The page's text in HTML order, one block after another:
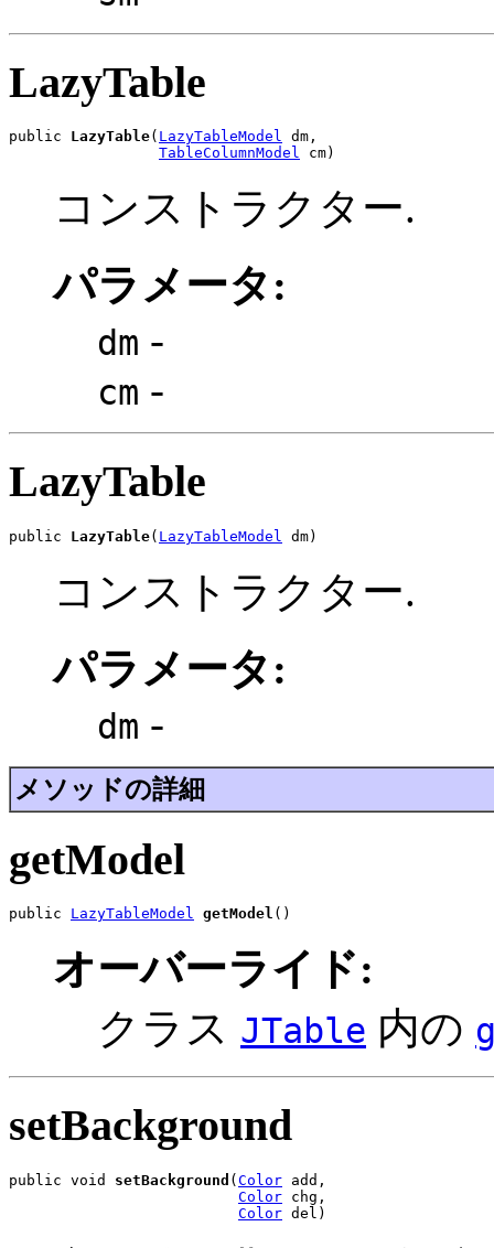
LazyTable
public LazyTable( LazyTableModel dm,
TableColumnModel cm)
コンストラクター.
パラメータ:
dm -
cm -
LazyTable
public LazyTable( LazyTableModel dm)
コンストラクター.
パラメータ:
dm -
メソッドの詳細
getModel
public LazyTableModel getModel ()
オーバーライド:
クラス JTable 内の
setBackground
public void setBackground ( Color add,
Color chg,
Color del)